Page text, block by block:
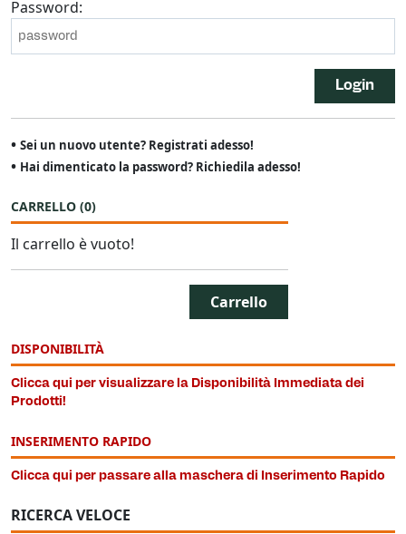
Password:
Login
• Sei un nuovo utente? Registrati adesso!
• Hai dimenticato la password? Richiedila adesso!
CARRELLO (0)
Il carrello è vuoto!
Carrello
DISPONIBILITÀ
Clicca qui per visualizzare la Disponibilità Immediata dei
Prodotti!
INSERIMENTO RAPIDO
Clicca qui per passare alla maschera di Inserimento Rapido
RICERCA VELOCE